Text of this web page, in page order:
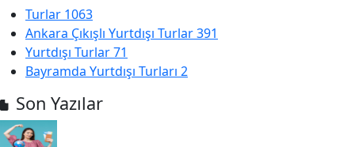
Turlar 1063
Ankara Çıkışlı Yurtdışı Turlar391
Yurtdışı Turlar71
Bayramda Yurtdışı Turları 2
Son Yazılar